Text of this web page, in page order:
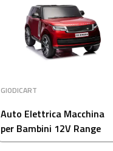
GIODICART
Auto Elettrica Macchina
per Bambini 12V Range
Rover Rosso Memphis